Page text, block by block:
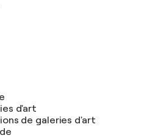
d'art
de galeries d'art